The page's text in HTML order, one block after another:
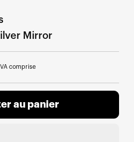
Mirror
TVA comprise
au panier